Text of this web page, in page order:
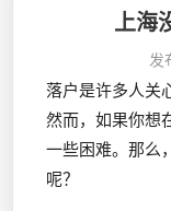
上海
发
落户是许多人关
然而，如果你想
一些困难。那么
呢？